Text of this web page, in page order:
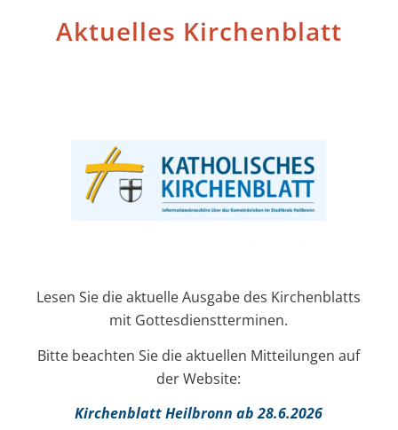
Aktuelles Kirchenblatt
Lesen Sie die aktuelle Ausgabe des Kirchenblatts
mit Gottesdienstterminen.
Bitte beachten Sie die aktuellen Mitteilungen auf
der Website:
Kirchenblatt Heilbronn ab 28.6.2026